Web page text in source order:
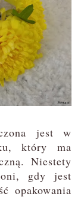
jest w
który ma
Niestety
gdy jest
opakowania